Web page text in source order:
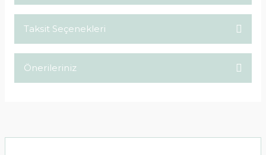
Taksit Seçenekleri
Önerileriniz